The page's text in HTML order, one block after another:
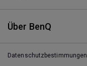
Über BenQ
Datenschutzbestimmungen